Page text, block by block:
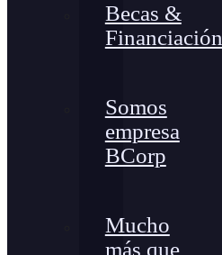
Becas &
Financiación
Somos
empresa
BCorp
Mucho
más que